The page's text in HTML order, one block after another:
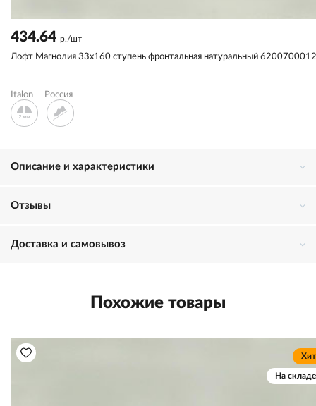
434.64 р./шт
Лофт Магнолия 33x160 ступень фронтальная натуральный
Italon Россия
Описание и характеристики
Отзывы
Доставка и самовывоз
Похожие товары
Хит
На складе